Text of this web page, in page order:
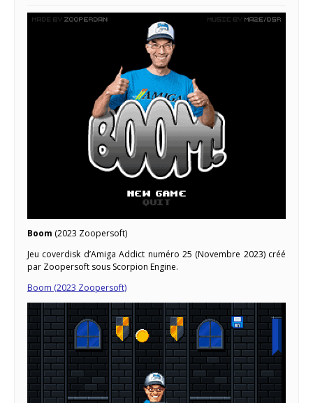
Boom (2023 Zoopersoft)
Jeu coverdisk d’Amiga Addict numéro 25 (Novembre 2023) créé
par Zoopersoft sous Scorpion Engine.
Boom (2023 Zoopersoft)